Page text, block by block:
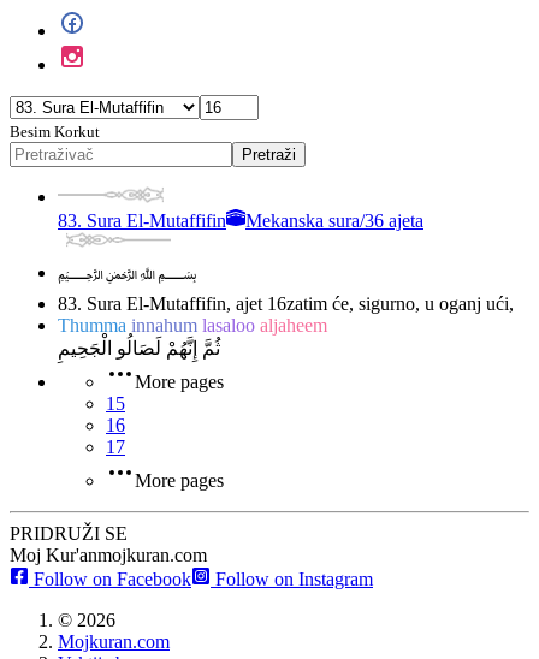
Besim Korkut
Pretraži
83. Sura El-Mutaffifin Mekanska sura/36 ajeta
﷽
83. Sura El-Mutaffifin, ajet 16zatim će, sigurno, u oganj ući,
Thumma innahum lasaloo aljaheem
ثُمَّ إِنَّهُمْ لَصَالُو الْجَحِيمِ
More pages
15
16
17
More pages
PRIDRUŽI SE
Moj Kur'anmojkuran.com
Follow on Facebook
Follow on Instagram
© 2026
Mojkuran.com